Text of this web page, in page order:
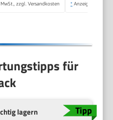
zzgl. Versandkosten * Anzeige
für
lagern